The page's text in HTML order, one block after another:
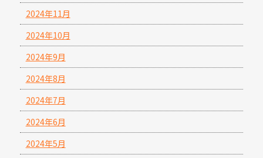
2024年11月
2024年10月
2024年9月
2024年8月
2024年7月
2024年6月
2024年5月